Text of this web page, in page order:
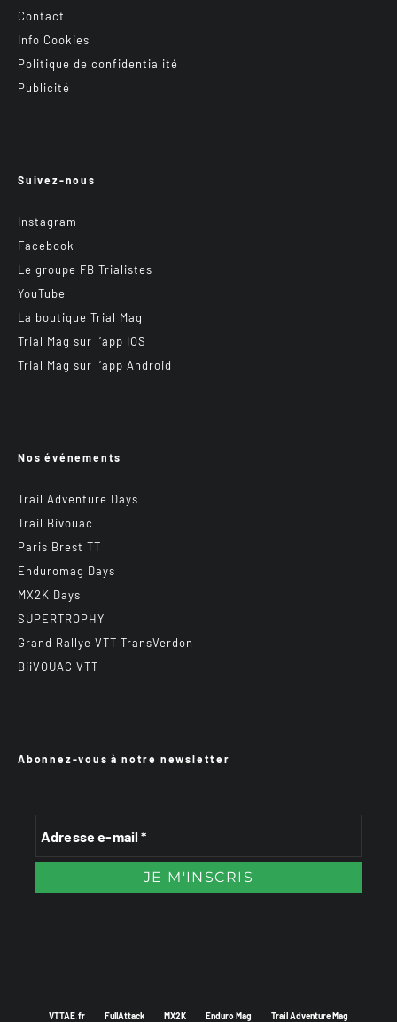
Contact
Info Cookies
Politique de confidentialité
Publicité
Suivez-nous
Instagram
Facebook
Le groupe FB Trialistes
YouTube
La boutique Trial Mag
Trial Mag sur l’app IOS
Trial Mag sur l’app Android
Nos événements
Trail Adventure Days
Trail Bivouac
Paris Brest TT
Enduromag Days
MX2K Days
SUPERTROPHY
Grand Rallye VTT TransVerdon
BiiVOUAC VTT
Abonnez-vous à notre newsletter
VTTAE.fr FullAttack MX2K Enduro Mag Trail Adventure Mag